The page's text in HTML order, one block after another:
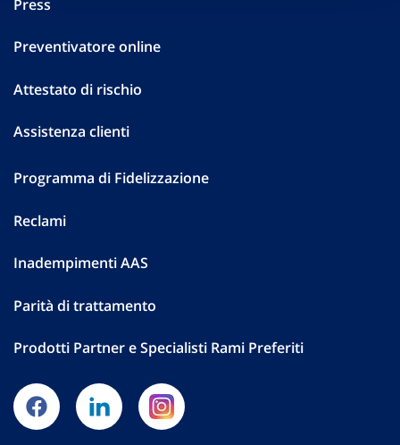
Press
Preventivatore online
Attestato di rischio
Assistenza clienti
Programma di Fidelizzazione
Reclami
Inadempimenti AAS
Parità di trattamento
Prodotti Partner e Specialisti Rami Preferiti